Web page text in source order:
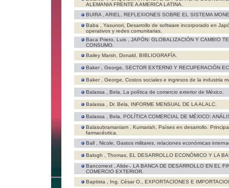
ALEMANIA FRENTE A AMERICA LATINA.
BUIRA , ARIEL, REFLEXIONES SOBRE EL SISTEMA
Baba , Yasunori, Desarrollo de software incorporado en
operativos y redes comunitarias.
Baca Prieto, Luis , JAPÓN: GLOBALIZACIÓN Y CAMBIO
CONSUMO.
Bailey Marsh, Donald, BIBLIOGRAFÍA.
Baker , George, SECTOR EXTERN0 Y RECUPERACIÓN
Baker , George, Costos sociales e ingresos de la industria
Balassa , Bela, La política de comercio exterior de México.
Balassa , Dr. Bela, INFORME MENSUAL DE LA ALALC.
Balassa , Bela, POLÍTICA COMERCIAL DE MÉXICO:
Balasubramaniam , Kumariah, Países en desarrollo.
farmacéutica.
Ball , Nicole, Gastos militares, relaciones económicas
Balogh , Thomas, EL DESARROLLO ECONÓMICO Y LA
Bancomext , Alide-, LA BANCA DE DESARROLLO EN EL
COMERCIO EXTERIOR.
Baptista , Ing. César O., EXPORTACIONES E